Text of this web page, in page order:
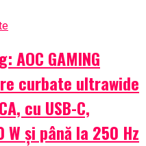
GAMING
curbate ultrawide
cu USB-C,
și până la 250 Hz